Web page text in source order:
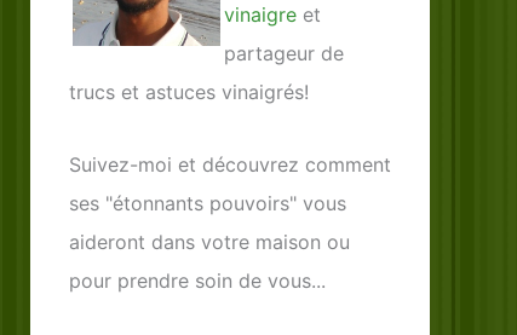
vinaigre et
partageur de
trucs et astuces vinaigrés!
Suivez-moi et découvrez comment
ses "étonnants pouvoirs" vous
aideront dans votre maison ou
pour prendre soin de vous...